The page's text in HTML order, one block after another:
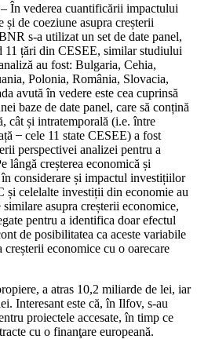
– În vederea cuantificării impactului
de coeziune asupra creșterii
s-a utilizat un set de date panel,
11 țări din CESEE, similar studiului
au fost: Bulgaria, Cehia,
Polonia, România, Slovacia,
avută în vedere este cea cuprinsă
baze de date panel, care să conțină
cât și intratemporală (i.e. între
cele 11 state CESEE) a fost
perspectivei analizei pentru a
lângă creșterea economică și
considerare și impactul investițiilor
și celelalte investiții din economie au
asupra creșterii economice,
pentru a identifica doar efectul
de posibilitatea ca aceste variabile
creșterii economice cu o oarecare
a atras 10,2 miliarde de lei, iar
Interesant este că, în Ilfov, s-au
proiectele accesate, în timp ce
cu o finanţare europeană.